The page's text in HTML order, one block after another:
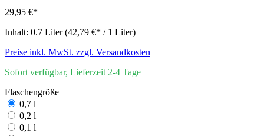
29,95 €*
Inhalt: 0.7 Liter(42,79 €* / 1 Liter)
Preise inkl. MwSt. zzgl. Versandkosten
Sofort verfügbar, Lieferzeit 2-4 Tage
Flaschengröße
0,7 l
0,2 l
0,1 l